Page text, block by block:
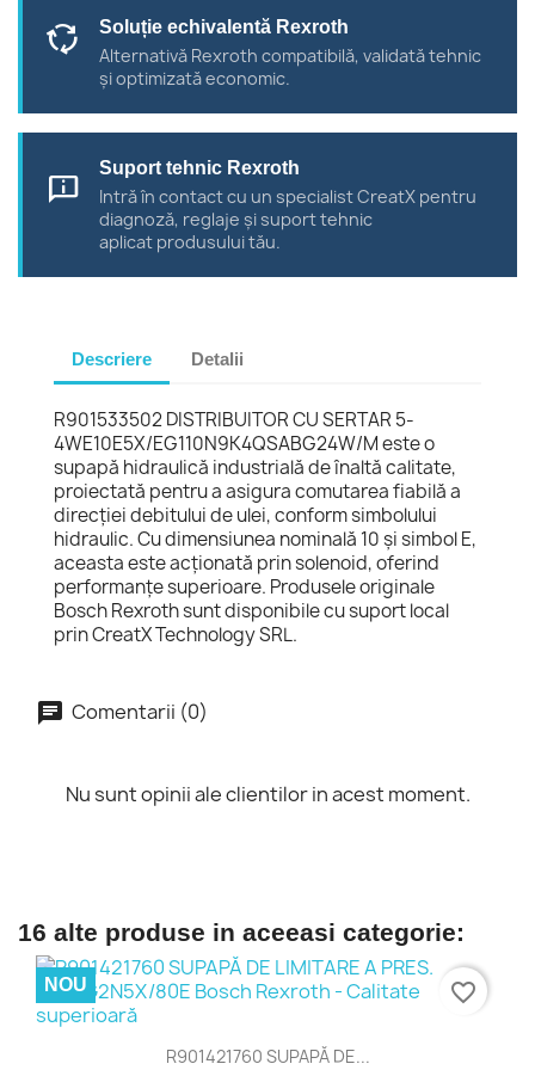
cycle Soluție echivalentă Rexroth
Alternativă Rexroth compatibilă, validată tehnic
și optimizată economic.
chat_info
Suport tehnic Rexroth
Intră în contact cu un specialist CreatX pentru
diagnoză, reglaje și suport tehnic
aplicat produsului tău.
Descriere Detalii
R901533502 DISTRIBUITOR CU SERTAR 5-
4WE10E5X/EG110N9K4QSABG24W/M este o
supapă hidraulică industrială de înaltă calitate,
proiectată pentru a asigura comutarea fiabilă a
direcției debitului de ulei, conform simbolului
hidraulic. Cu dimensiunea nominală 10 și simbol E,
aceasta este acționată prin solenoid, oferind
performanțe superioare. Produsele originale
Bosch Rexroth sunt disponibile cu suport local
prin CreatX Technology SRL.
Comentarii (0)
Nu sunt opinii ale clientilor in acest moment.
16 alte produse in aceeasi categorie:
R901421760 SUPAPĂ DE...
NOU favorite_border